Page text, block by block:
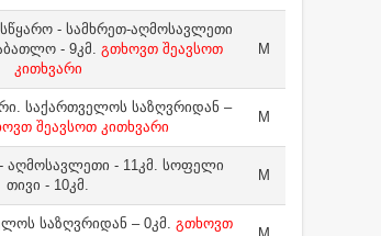
- სამხრეთ-აღმოსავლეთი
- 9კმ. გთხოვთ შეავსოთ
კითხვარი
M
საქართველოს საზღვრიდან –
შეავსოთ კითხვარი
M
აღმოსავლეთი - 11კმ. სოფელი
თივი - 10კმ.
M
საზღვრიდან – 0კმ. გთხოვთ